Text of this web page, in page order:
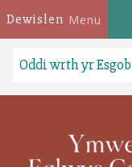
Dewislen Menu
Oddi wrth yr Esgob